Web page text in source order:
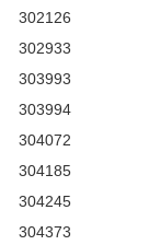
302126
302933
303993
303994
304072
304185
304245
304373